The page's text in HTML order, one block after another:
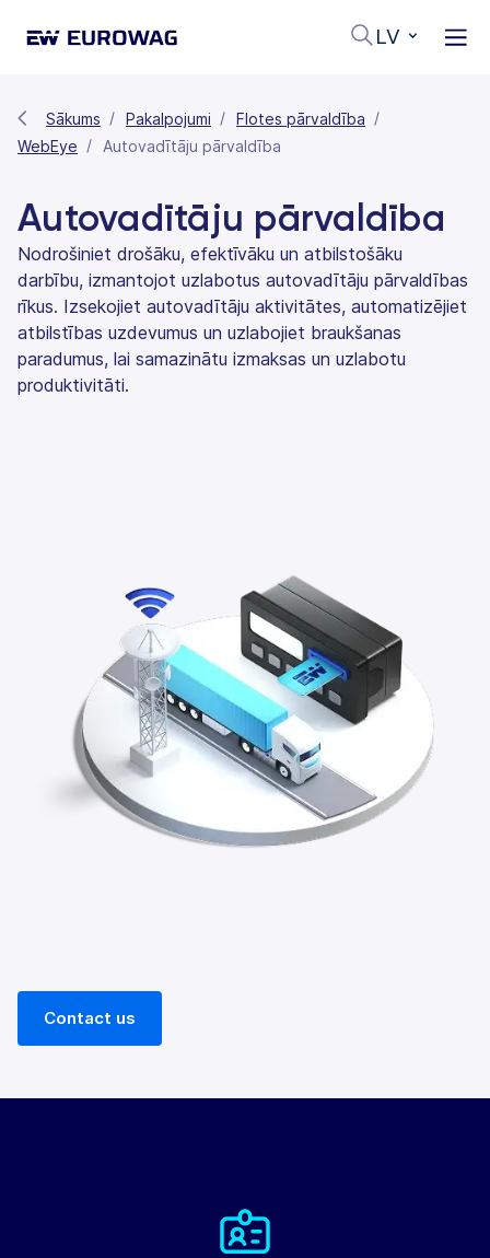
LV
Sākums Pakalpojumi
Flotes pārvaldība
WebEye
Autovadītāju pārvaldība
Autovadītāju pārvaldība
Nodrošiniet drošāku, efektīvāku un atbilstošāku
darbību, izmantojot uzlabotus autovadītāju pārvaldības
rīkus. Izsekojiet autovadītāju aktivitātes, automatizējiet
atbilstības uzdevumus un uzlabojiet braukšanas
paradumus, lai samazinātu izmaksas un uzlabotu
produktivitāti.
Contact us